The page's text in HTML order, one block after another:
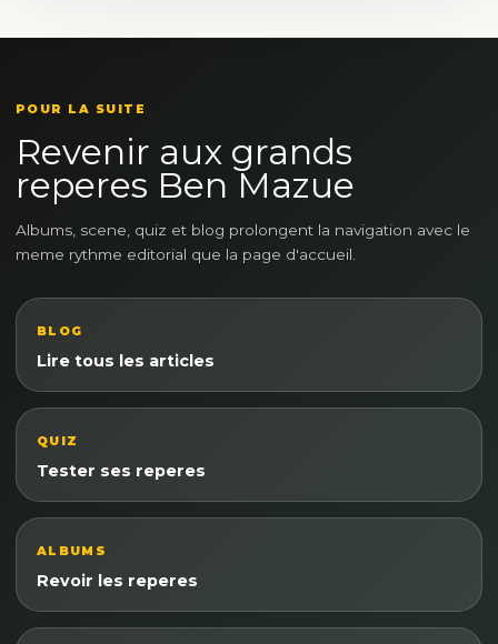
POUR LA SUITE
Revenir aux grands
reperes Ben Mazue
Albums, scene, quiz et blog prolongent la navigation avec le
meme rythme editorial que la page d'accueil.
BLOG
Lire tous les articles
QUIZ
Tester ses reperes
ALBUMS
Revoir les reperes